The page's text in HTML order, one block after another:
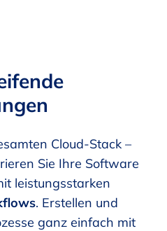
Cloud-Stack –
Sie Ihre Software
leistungsstarken
. Erstellen und
ganz einfach mit